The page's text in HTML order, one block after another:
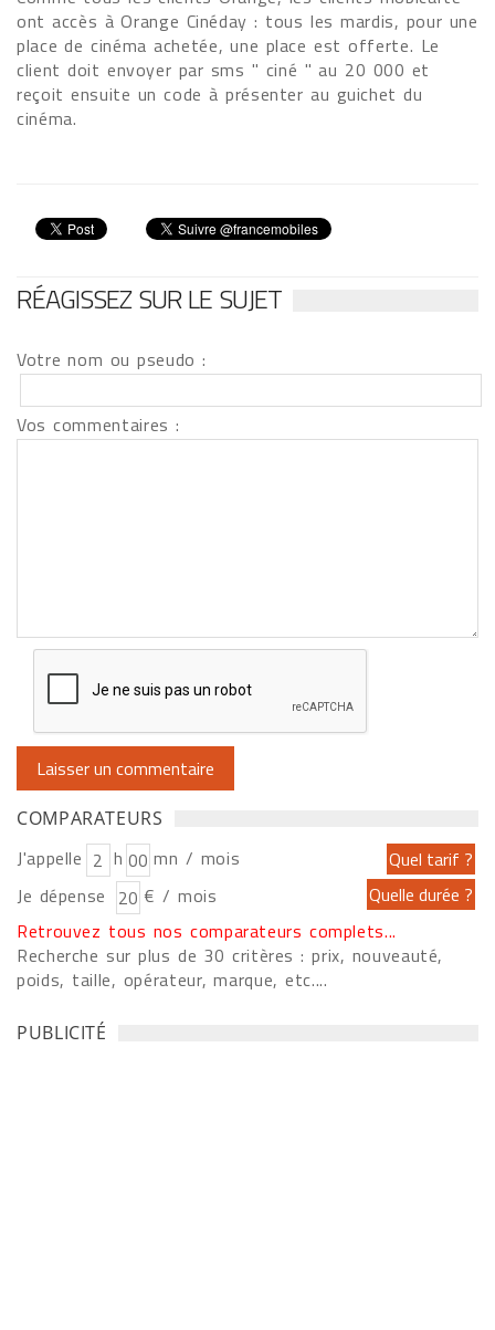
ont accès à Orange Cinéday : tous les mardis, pour une
place de cinéma achetée, une place est offerte. Le
client doit envoyer par sms " ciné " au 20 000 et
reçoit ensuite un code à présenter au guichet du
cinéma.
RÉAGISSEZ SUR LE SUJET
Votre nom ou pseudo :
Vos commentaires :
COMPARATEURS
J'appelle h
mn / mois
Je dépense
€ / mois
Retrouvez tous nos comparateurs complets...
Recherche sur plus de 30 critères : prix, nouveauté,
poids, taille, opérateur, marque, etc....
PUBLICITÉ